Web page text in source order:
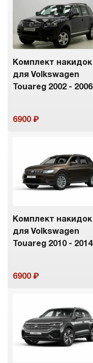
Комплект накидок
для Volkswagen
Touareg 2002 - 2006
6900
Комплект накидок
для Volkswagen
Touareg 2010 - 2014
6900